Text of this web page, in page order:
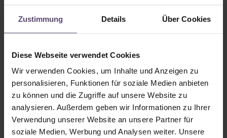
Zustimmung Details Über Cookies
Diese Webseite verwendet Cookies
Wir verwenden Cookies, um Inhalte und Anzeigen zu
personalisieren, Funktionen für soziale Medien anbieten
zu können und die Zugriffe auf unsere Website zu
analysieren. Außerdem geben wir Informationen zu Ihrer
Verwendung unserer Website an unsere Partner für
soziale Medien, Werbung und Analysen weiter. Unsere
Je nach Material der Lamellen lassen sich diese jeweils
lauwarmen Wasser, eventuell Textilreiniger und
Kunststoff oder Aluminium sind indes generell sehr
pflegeleicht.
Für welche Fenster eignen sich
Lamellenvorhänge?